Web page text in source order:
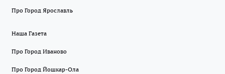
Про Город Ярославль
Наша Газета
Про Город Иваново
Про Город Йошкар-Ола